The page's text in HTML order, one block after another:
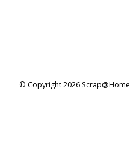
© Copyright 2026 Scrap@Home